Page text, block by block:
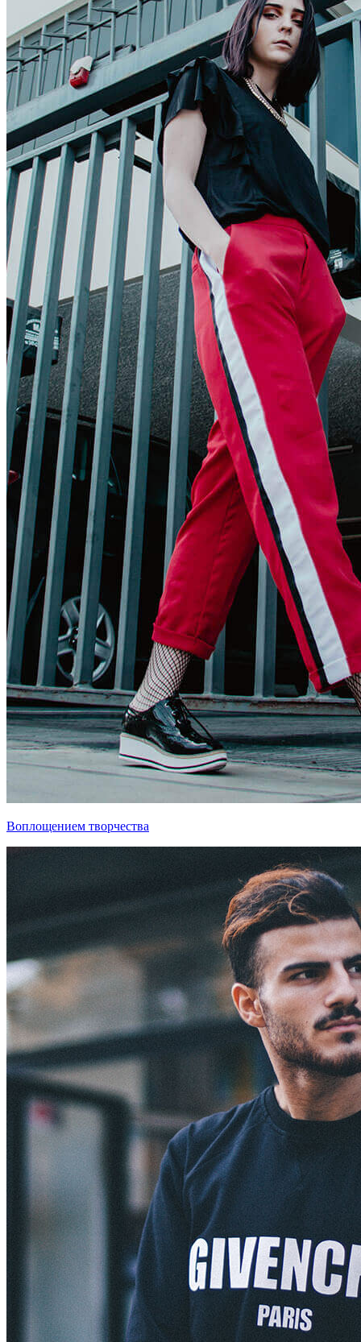
Воплощением творчества